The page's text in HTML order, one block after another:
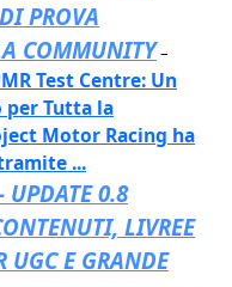
PROVA
COMMUNITY–
Test Centre: Un
Tutta la
Motor Racing ha
...
UPDATE 0.8
LIVREE
UGC E GRANDE